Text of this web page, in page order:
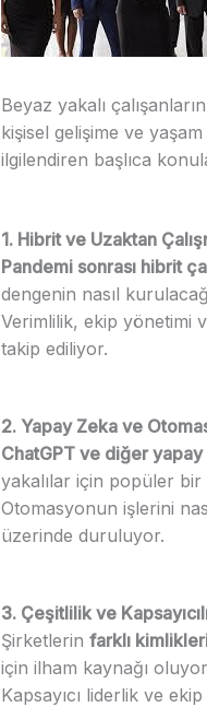
Beyaz yakalı
kişisel gelişime ve
ilgilendiren başlıca
1. Hibrit ve Uzaktan
Pandemi sonrası hibrit
dengenin nasıl
Verimlilik, ekip yönetimi
takip ediliyor.
2. Yapay Zeka ve
ChatGPT ve diğer
yakalılar için popüler bir
Otomasyonun işlerini
üzerinde duruluyor.
3. Çeşitlilik ve
Şirketlerin farklı
için ilham kaynağı
Kapsayıcı liderlik ve